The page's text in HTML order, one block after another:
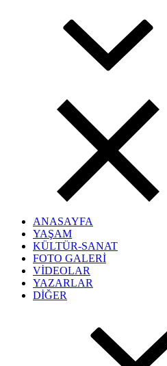
ANASAYFA
YAŞAM
KÜLTÜR-SANAT
FOTO GALERİ
VİDEOLAR
YAZARLAR
DİĞER